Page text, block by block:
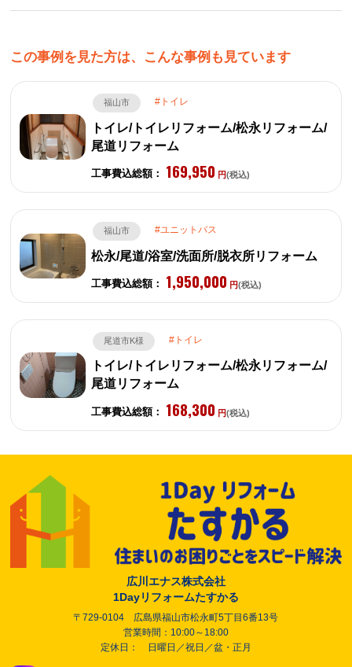
この事例を見た方は、こんな事例も見ています
福山市 トイレ
トイレ/トイレリフォーム/松永リフォーム/
尾道リフォーム
工事費込総額： 169,950 円(税込)
福山市 ユニットバス
松永/尾道/浴室/洗面所/脱衣所リフォーム
工事費込総額： 1,950,000 円(税込)
尾道市K様 トイレ
トイレ/トイレリフォーム/松永リフォーム/
尾道リフォーム
工事費込総額： 168,300 円(税込)
広川エナス株式会社
1Dayリフォームたすかる
〒729-0104 広島県福山市松永町5丁目6番13号
営業時間：10:00～18:00
定休日： 日曜日／祝日／盆・正月